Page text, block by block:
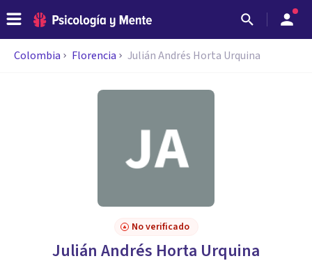
Colombia Florencia Julián Andrés Horta Urquina
No verificado
Julián Andrés Horta Urquina